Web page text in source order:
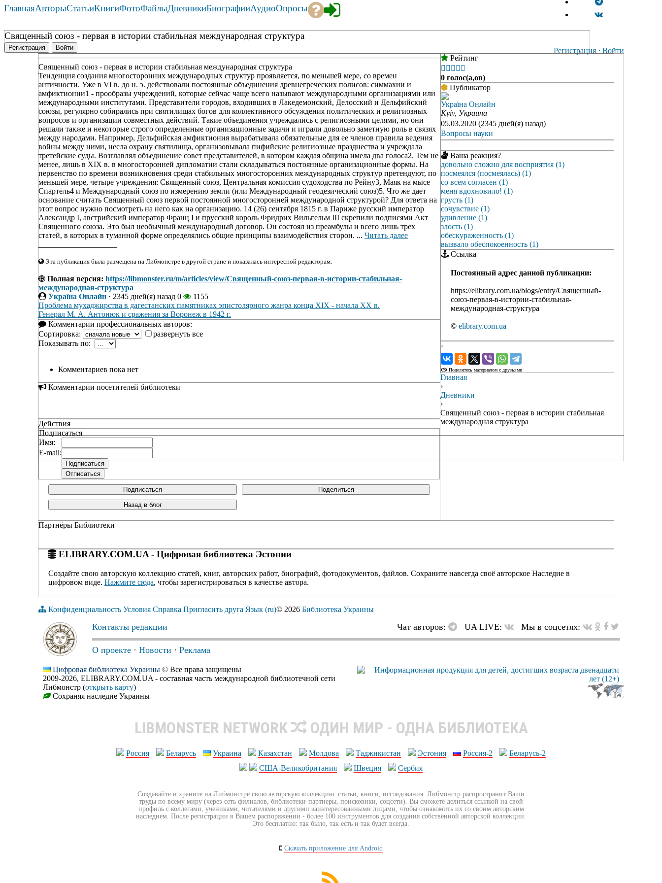
Регистрация · Войти
ГлавнаяАвторыСтатьиКнигиФотоФайлыДневникиБиографииАудиоОпросы
Священный союз - первая в истории стабильная международная структура
Регистрация Войти
Священный союз - первая в истории стабильная международная структура
Тенденция создания многосторонних международных структур проявляется, по меньшей мере, со времен
античности. Уже в VI в. до н. э. действовали постоянные объединения древнегреческих полисов: симмахии и
амфиктионии1 - прообразы учреждений, которые сейчас чаще всего называют международными организациями или
международными институтами. Представители городов, входивших в Лакедемонский, Делосский и Дельфийский
союзы, регулярно собирались при святилищах богов для коллективного обсуждения политических и религиозных
вопросов и организации совместных действий. Такие объединения учреждались с религиозными целями, но они
решали также и некоторые строго определенные организационные задачи и играли довольно заметную роль в связях
между народами. Например, Дельфийская амфиктиония вырабатывала обязательные для ее членов правила ведения
войны между ними, несла охрану святилища, организовывала пифийские религиозные празднества и учреждала
третейские суды. Возглавлял объединение совет представителей, в котором каждая община имела два голоса2. Тем не
менее, лишь в XIX в. в многосторонней дипломатии стали складываться постоянные организационные формы. На
первенство по времени возникновения среди стабильных многосторонних международных структур претендуют, по
меньшей мере, четыре учреждения: Священный союз, Центральная комиссия судоходства по Рейну3, Маяк на мысе
Спартель4 и Международный союз по измерению земли (или Международный геодезический союз)5. Что же дает
основание считать Священный союз первой постоянной многосторонней международной структурой? Для ответа на
этот вопрос нужно посмотреть на него как на организацию. 14 (26) сентября 1815 г. в Париже русский император
Александр I, австрийский император Франц I и прусский король Фридрих Вильгельм III скрепили подписями Акт
Священного союза. Это был необычный международный договор. Он состоял из преамбулы и всего лишь трех
статей, в которых в туманной форме определялись общие принципы взаимодействия сторон. ... Читать далее
Эта публикация была размещена на Либмонстре в другой стране и показалась интересной редакторам.
Полная версия: https://libmonster.ru/m/articles/view/Священный-союз-первая-в-истории-стабильная-
международная-структура
Україна Онлайн · 2345 дней(я) назад 0
1155
Проблема мухаджирства в дагестанских памятниках эпистолярного жанра конца XIX - начала XX в.
Генерал М. А. Антонюк и сражения за Воронеж в 1942 г.
Комментарии профессиональных авторов:
Сортировка:
развернуть все
Показывать по:
Комментариев пока нет
Комментарии посетителей библиотеки
Действия
Подписаться
Имя:
E-mail:
Подписаться Поделиться
Назад в блог
Рейтинг
    
0 голос(а,ов)
Публикатор
Україна Онлайн
Kyiv, Украина
05.03.2020 (2345 дней(я) назад)
Вопросы науки
Ваша реакция?
довольно сложно для восприятия (1)
посмеялся (посмеялась) (1)
со всем согласен (1)
меня вдохновило! (1)
грусть (1)
сочувствие (1)
удивление (1)
злость (1)
обескураженность (1)
вызвало обеспокоенность (1)
Ссылка
Постоянный адрес данной публикации:
https://elibrary.com.ua/blogs/entry/Священный-
союз-первая-в-истории-стабильная-
международная-структура
© elibrary.com.ua
‹
›
Поделитесь материалом с друзьями
Партнёры Библиотеки
ELIBRARY.COM.UA - Цифровая библиотека Эстонии
Создайте свою авторскую коллекцию статей, книг, авторских работ, биографий, фотодокументов, файлов. Сохраните навсегда своё авторское Наследие в
цифровом виде. Нажмите сюда, чтобы зарегистрироваться в качестве автора.
Главная
›
Дневники
›
Священный союз - первая в истории стабильная
международная структура
Конфиденциальность Условия Справка Пригласить друга Язык (ru)© 2026 Библиотека Украины
Контакты редакции Чат авторов: UA LIVE: Мы в соцсетях:
О проекте · Новости · Реклама
Цифровая библиотека Украины © Все права защищены
2009-2026, ELIBRARY.COM.UA - составная часть международной библиотечной сети
Либмонстр (открыть карту)
Сохраняя наследие Украины
LIBMONSTER NETWORK ОДИН МИР - ОДНА БИБЛИОТЕКА
Россия Беларусь Украина Казахстан Молдова Таджикистан Эстония Россия-2
Беларусь-2
США-Великобритания
Швеция Сербия
Создавайте и храните на Либмонстре свою авторскую коллекцию: статьи, книги, исследования. Либмонстр распространит Ваши
труды по всему миру (через сеть филиалов, библиотеки-партнеры, поисковики, соцсети). Вы сможете делиться ссылкой на свой
профиль с коллегами, учениками, читателями и другими заинтересованными лицами, чтобы ознакомить их со своим авторским
наследием. После регистрации в Вашем распоряжении - более 100 инструментов для создания собственной авторской коллекции.
Это бесплатно: так было, так есть и так будет всегда.
Скачать приложение для Android